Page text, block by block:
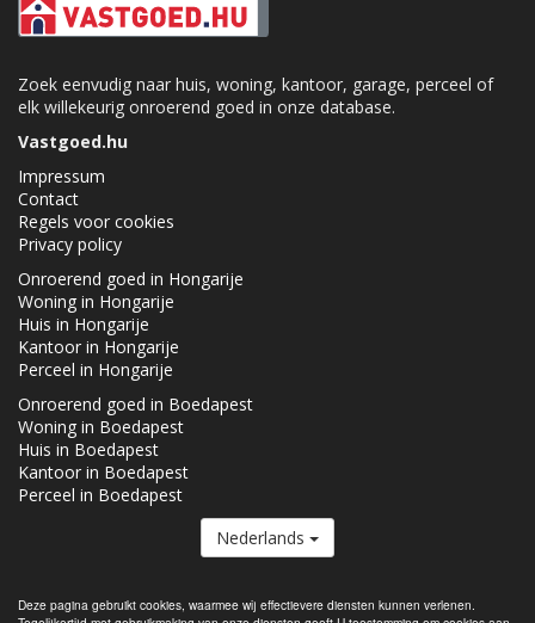
Deze pagina gebruikt cookies, waarmee wij effectievere diensten kunnen verlenen.
Zoek eenvudig naar huis, woning, kantoor, garage, perceel of
elk willekeurig onroerend goed in onze database.
Vastgoed.hu
Impressum
Contact
Regels voor cookies
Privacy policy
Onroerend goed in Hongarije
Woning in Hongarije
Huis in Hongarije
Kantoor in Hongarije
Perceel in Hongarije
Onroerend goed in Boedapest
Woning in Boedapest
Huis in Boedapest
Kantoor in Boedapest
Perceel in Boedapest
Nederlands
De Vastgoed.hu lid van deReal Estate Group.